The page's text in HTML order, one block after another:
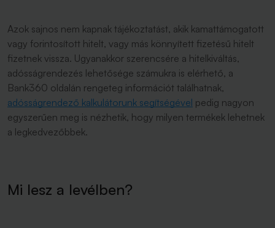
Azok sajnos nem kapnak tájékoztatást, akik kamattámogatott
vagy forintosított hitelt, vagy más könnyített fizetésű hitelt
fizetnek vissza. Ugyanakkor szerencsére a hitelkiváltás,
adósságrendezés lehetősége számukra is elérhető, a
Bank360 oldalán rengeteg információt találhatnak,
adósságrendező kalkulátorunk segítségével pedig nagyon
egyszerűen meg is nézhetik, hogy milyen termékek lehetnek
a legkedvezőbbek.
Mi lesz a levélben?